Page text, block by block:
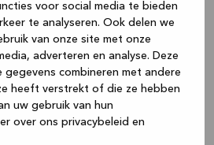
voor social media te bieden
te analyseren. Ook delen we
van onze site met onze
adverteren en analyse. Deze
gegevens combineren met andere
heeft verstrekt of die ze hebben
uw gebruik van hun
over ons privacybeleid en